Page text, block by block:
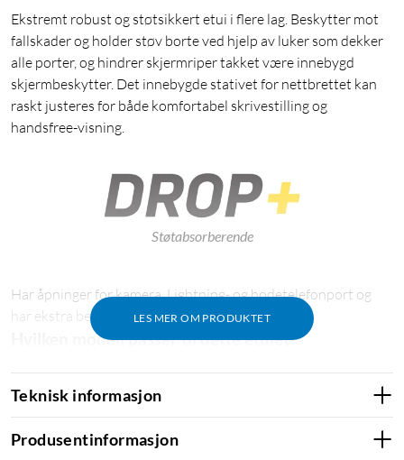
Ekstremt robust og støtsikkert etui i flere lag. Beskytter mot
fallskader og holder støv borte ved hjelp av luker som dekker
alle porter, og hindrer skjermriper takket være innebygd
skjermbeskytter. Det innebygde stativet for nettbrettet kan
raskt justeres for både komfortabel skrivestilling og
handsfree-visning.
LES MER OM PRODUKTET
Støtabsorberende
Har åpninger for kamera, Lightning- og hodetelefonport og
har ekstra beskyttelse for knapper.
Hvilken modell passer til dette etuiet?
Dette etuiet passer til følgende iPad-modeller:
iPad Pro 11 tommer – 2018
iPad Pro 11 tommer (3. gen.) – 2021
Teknisk informasjon
Produsentinformasjon